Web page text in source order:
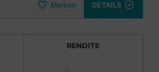
Merken DETAILS
RENDITE